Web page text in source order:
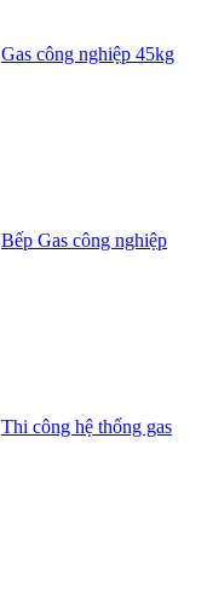
Gas công nghiệp 45kg
Bếp Gas công nghiệp
Thi công hệ thống gas